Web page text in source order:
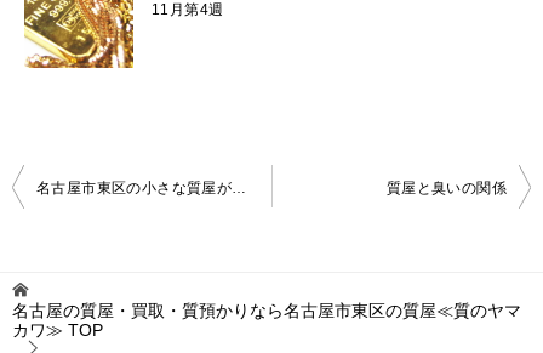
11月第4週
投
ビ
ゲ
名古屋市東区の小さな質屋が今週の金相場を発表 12月第1週 質屋と臭いの関係
名古屋の質屋・買取・質預かりなら名古屋市東区の質屋≪質のヤマ
カワ≫ TOP